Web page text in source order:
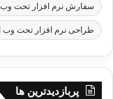
سفارش نرم افزار تحت وب
طراحی نرم افزار تحت
پربازدیدترین ها